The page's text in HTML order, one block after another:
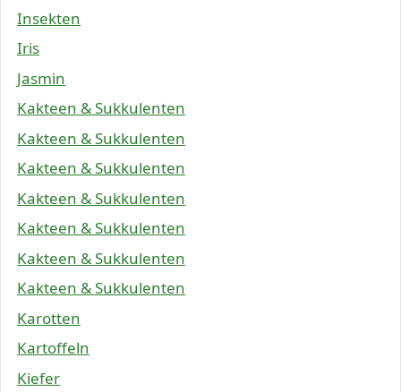
Insekten
Iris
Jasmin
Kakteen & Sukkulenten
Kakteen & Sukkulenten
Kakteen & Sukkulenten
Kakteen & Sukkulenten
Kakteen & Sukkulenten
Kakteen & Sukkulenten
Kakteen & Sukkulenten
Karotten
Kartoffeln
Kiefer